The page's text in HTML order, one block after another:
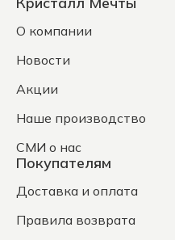
О компании
Новости
Акции
Наше производство
СМИ о нас
Покупателям
Доставка и оплата
Правила возврата